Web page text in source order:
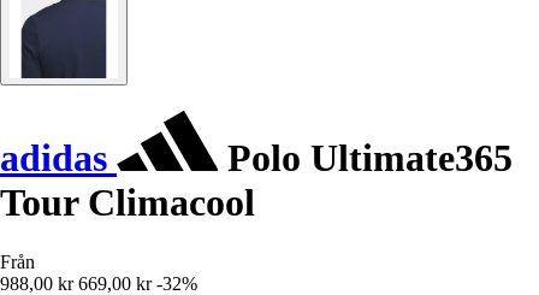
adidas
Polo Ultimate365
Tour Climacool
Från
988,00 kr 669,00 kr -32%